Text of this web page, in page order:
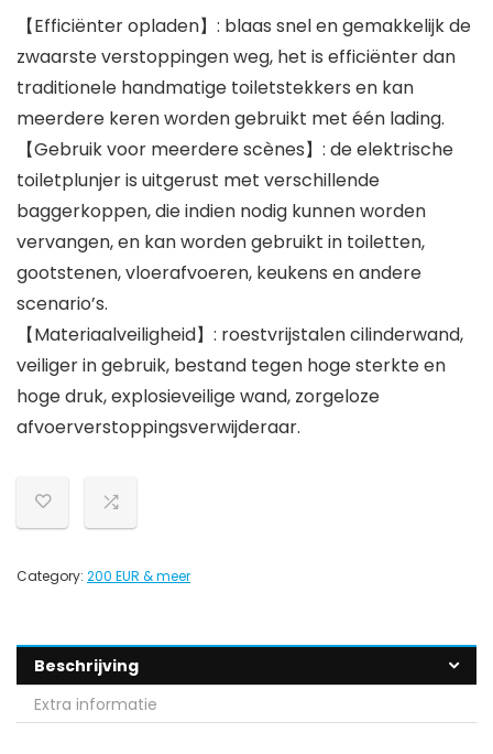
【Efficiënter opladen】: blaas snel en gemakkelijk de
zwaarste verstoppingen weg, het is efficiënter dan
traditionele handmatige toiletstekkers en kan
meerdere keren worden gebruikt met één lading.
【Gebruik voor meerdere scènes】: de elektrische
toiletplunjer is uitgerust met verschillende
baggerkoppen, die indien nodig kunnen worden
vervangen, en kan worden gebruikt in toiletten,
gootstenen, vloerafvoeren, keukens en andere
scenario’s.
【Materiaalveiligheid】: roestvrijstalen cilinderwand,
veiliger in gebruik, bestand tegen hoge sterkte en
hoge druk, explosieveilige wand, zorgeloze
afvoerverstoppingsverwijderaar.
Category: 200 EUR & meer
Beschrijving
Extra informatie